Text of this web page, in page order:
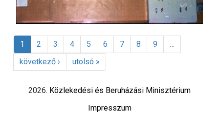
1 2 3 4 5 6 7 8 9
következő ›
utolsó »
2026. Közlekedési és Beruházási Minisztérium
Impresszum